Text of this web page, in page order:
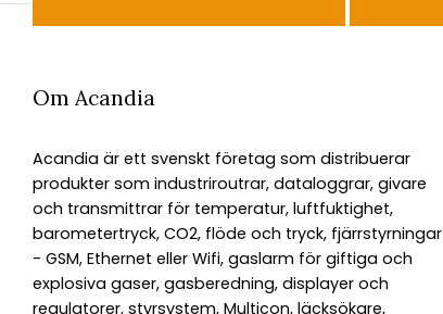
Om Acandia
Acandia är ett svenskt företag som distribuerar
produkter som industriroutrar, dataloggrar, givare
och transmittrar för temperatur, luftfuktighet,
barometertryck, CO2, flöde och tryck, fjärrstyrningar
- GSM, Ethernet eller Wifi, gaslarm för giftiga och
explosiva gaser, gasberedning, displayer och
regulatorer, styrsystem, Multicon, läcksökare,